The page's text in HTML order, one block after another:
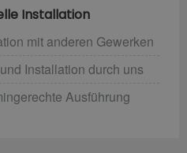
Installation
mit anderen Gewerken
Installation durch uns
Ausführung